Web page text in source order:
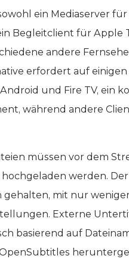
ein Mediaserver
Begleitclient für Apple
andere
erfordert auf
und Fire TV, ein
während andere
müssen vor dem
werden.
gehalten, mit nur
Externe
basierend auf